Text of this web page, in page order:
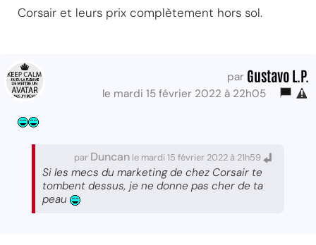
Corsair et leurs prix complètement hors sol.
par Gustavo L.P.
le mardi 15 février 2022 à 22h05
par Duncan le mardi 15 février 2022 à 21h59
Si les mecs du marketing de chez Corsair te
tombent dessus, je ne donne pas cher de ta
peau